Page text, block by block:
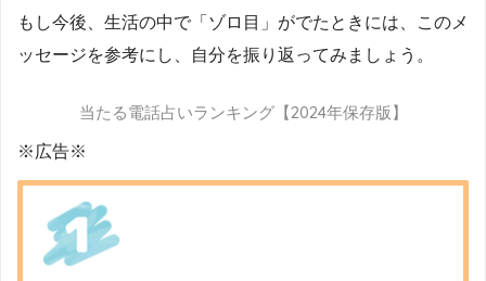
もし今後、生活の中で「ゾロ目」がでたときには、このメ
ッセージを参考にし、自分を振り返ってみましょう。
当たる電話占いランキング【2024年保存版】
※広告※